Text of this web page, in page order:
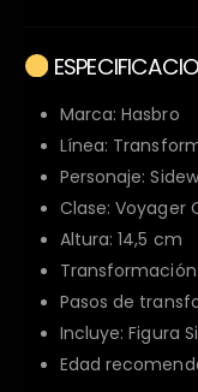
Marca: Hasbro
Línea:
Personaje:
Clase: Voyager
Altura: 14,5 cm
Pasos de
Incluye: Figura
Edad